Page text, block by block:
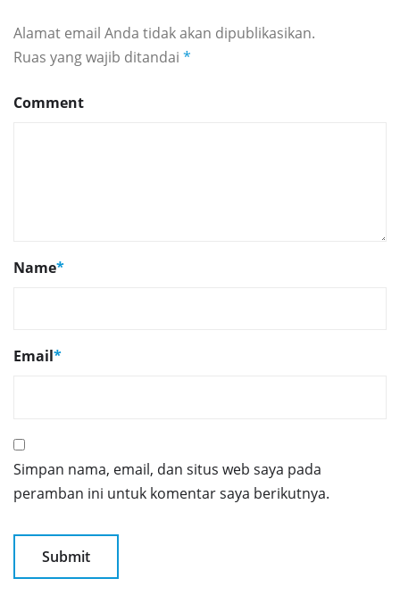
Alamat email Anda tidak akan dipublikasikan.
Ruas yang wajib ditandai *
Comment
Name*
Email*
Simpan nama, email, dan situs web saya pada
peramban ini untuk komentar saya berikutnya.